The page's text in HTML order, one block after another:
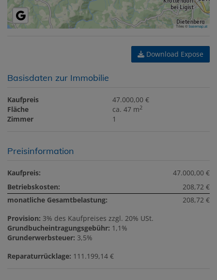
Tiles ©basemap.at
Download Expose
Basisdaten zur Immobilie
Kaufpreis
47.000,00 €
Fläche
ca. 47 m2
Zimmer 1
Preisinformation
Kaufpreis:
47.000,00 €
Betriebskosten:
208,72 €
monatliche Gesamtbelastung:
208,72 €
Provision: 3% des Kaufpreises zzgl. 20% USt.
Grundbucheintragungsgebühr: 1,1%
Grunderwerbsteuer: 3,5%
Reparaturrücklage: 111.199,14 €